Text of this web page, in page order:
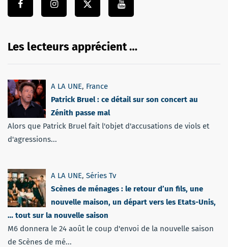
Les lecteurs apprécient …
A LA UNE, France
Patrick Bruel : ce détail sur son concert au
Zénith passe mal
Alors que Patrick Bruel fait l'objet d'accusations de viols et
d'agressions...
A LA UNE, Séries Tv
Scènes de ménages : le retour d’un fils, une
nouvelle maison, un départ vers les Etats-Unis,
… tout sur la nouvelle saison
M6 donnera le 24 août le coup d'envoi de la nouvelle saison
de Scènes de mé...